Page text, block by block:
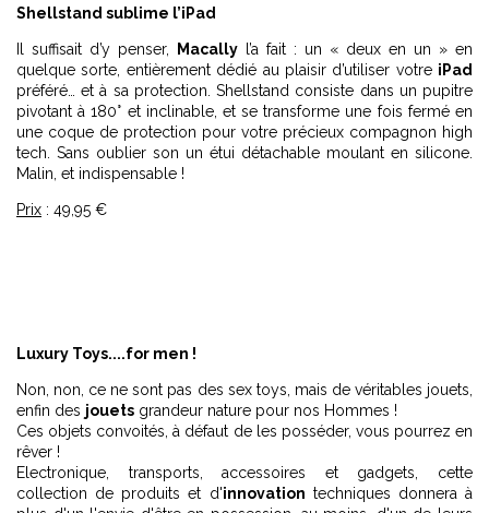
Shellstand sublime l’iPad
Il suffisait d’y penser, Macally l’a fait : un « deux en un » en
quelque sorte, entièrement dédié au plaisir d’utiliser votre iPad
préféré… et à sa protection. Shellstand consiste dans un pupitre
pivotant à 180° et inclinable, et se transforme une fois fermé en
une coque de protection pour votre précieux compagnon high
tech. Sans oublier son un étui détachable moulant en silicone.
Malin, et indispensable !
Prix : 49,95 €
Luxury Toys....for men !
Non, non, ce ne sont pas des sex toys, mais de véritables jouets,
enfin des jouets grandeur nature pour nos Hommes !
Ces objets convoités, à défaut de les posséder, vous pourrez en
rêver !
Electronique, transports, accessoires et gadgets, cette
collection de produits et d'innovation techniques donnera à